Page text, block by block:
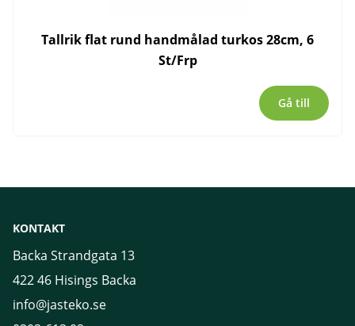
Tallrik flat rund handmålad turkos 28cm, 6
St/Frp
Gå till
KONTAKT
Backa Strandgata 13
422 46 Hisings Backa
info@jasteko.se